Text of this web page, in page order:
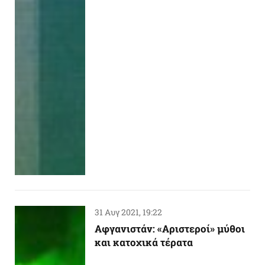
31 Αυγ 2021, 19:22
Aφγανιστάν: «Αριστεροί» μύθοι
και κατοχικά τέρατα